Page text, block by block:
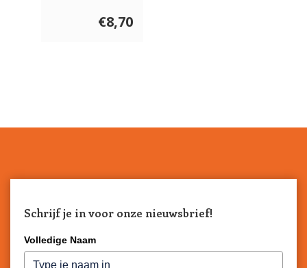
€8,70
Schrijf je in voor onze nieuwsbrief!
Volledige Naam